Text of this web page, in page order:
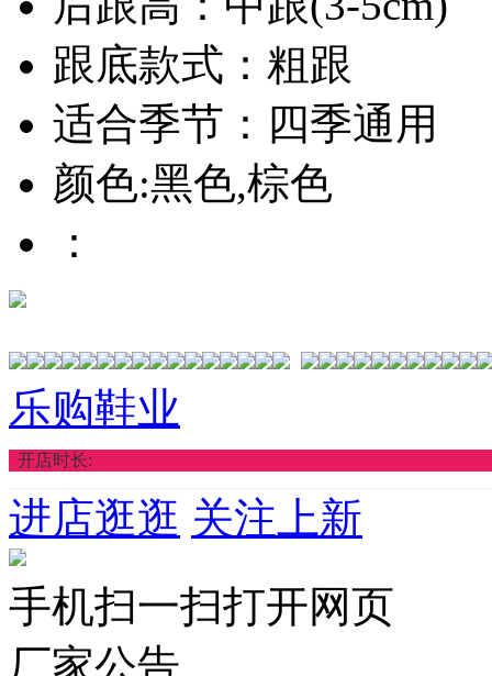
跟底款式：粗跟
适合季节：四季通用
颜色:黑色,棕色
：
乐购鞋业
开店时长:
进店逛逛 关注上新
手机扫一扫打开网页
厂家公告